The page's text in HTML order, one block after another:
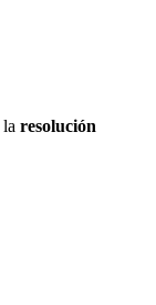
resolución